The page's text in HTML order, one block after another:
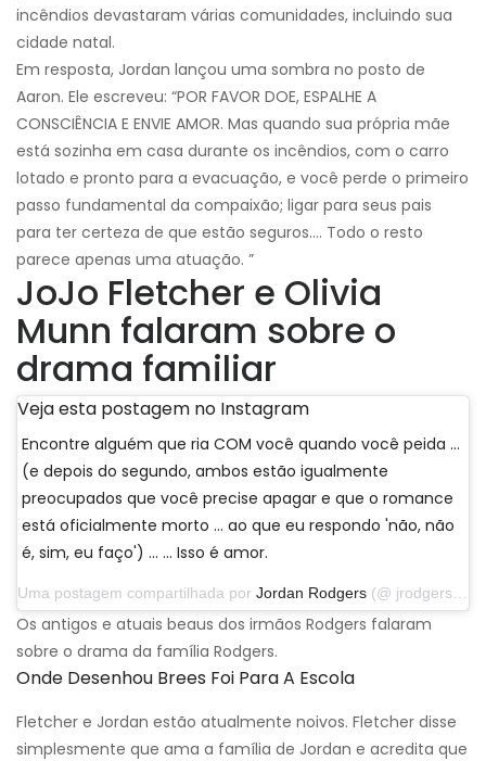
incêndios devastaram várias comunidades, incluindo sua
cidade natal.
Em resposta, Jordan lançou uma sombra no posto de
Aaron. Ele escreveu: “POR FAVOR DOE, ESPALHE A
CONSCIÊNCIA E ENVIE AMOR. Mas quando sua própria mãe
está sozinha em casa durante os incêndios, com o carro
lotado e pronto para a evacuação, e você perde o primeiro
passo fundamental da compaixão; ligar para seus pais
para ter certeza de que estão seguros…. Todo o resto
parece apenas uma atuação. ”
JoJo Fletcher e Olivia
Munn falaram sobre o
drama familiar
Veja esta postagem no Instagram
Encontre alguém que ria COM você quando você peida ...
(e depois do segundo, ambos estão igualmente
preocupados que você precise apagar e que o romance
está oficialmente morto ... ao que eu respondo 'não, não
é, sim, eu faço') ... … Isso é amor.
Uma postagem compartilhada por Jordan Rodgers (@ jrodgers11) em 25 de novembro de 2019 às 17:52 PST
Os antigos e atuais beaus dos irmãos Rodgers falaram
sobre o drama da família Rodgers.
Onde Desenhou Brees Foi Para A Escola
Fletcher e Jordan estão atualmente noivos. Fletcher disse
simplesmente que ama a família de Jordan e acredita que